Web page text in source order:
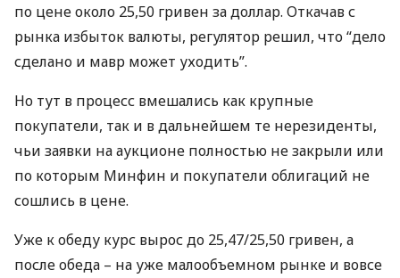
по цене около 25,50 гривен за доллар. Откачав с
рынка избыток валюты, регулятор решил, что “дело
сделано и мавр может уходить”.
Но тут в процесс вмешались как крупные
покупатели, так и в дальнейшем те нерезиденты,
чьи заявки на аукционе полностью не закрыли или
по которым Минфин и покупатели облигаций не
сошлись в цене.
Уже к обеду курс вырос до 25,47/25,50 гривен, а
после обеда – на уже малообъемном рынке и вовсе